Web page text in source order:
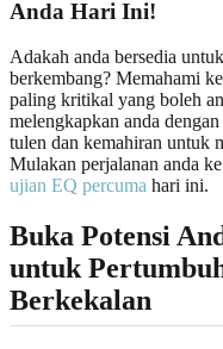
Anda Hari Ini!
Adakah anda bersedia
berkembang? Memahami
paling kritikal yang boleh
melengkapkan anda
tulen dan kemahiran untuk
Mulakan perjalanan anda
ujian EQ percuma hari ini.
Buka Potensi
untuk
Berkekalan